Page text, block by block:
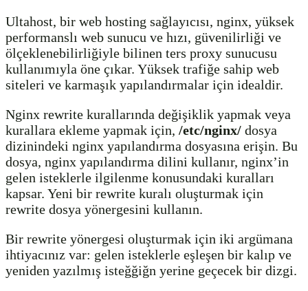
Ultahost, bir web hosting sağlayıcısı, nginx, yüksek
performanslı web sunucu ve hızı, güvenilirliği ve
ölçeklenebilirliğiyle bilinen ters proxy sunucusu
kullanımıyla öne çıkar. Yüksek trafiğe sahip web
siteleri ve karmaşık yapılandırmalar için idealdir.
Nginx rewrite kurallarında değişiklik yapmak veya
kurallara ekleme yapmak için, /etc/nginx/ dosya
dizinindeki nginx yapılandırma dosyasına erişin. Bu
dosya, nginx yapılandırma dilini kullanır, nginx’in
gelen isteklerle ilgilenme konusundaki kuralları
kapsar. Yeni bir rewrite kuralı oluşturmak için
rewrite dosya yönergesini kullanın.
Bir rewrite yönergesi oluşturmak için iki argümana
ihtiyacınız var: gelen isteklerle eşleşen bir kalıp ve
yeniden yazılmış isteğğiğn yerine geçecek bir dizgi.